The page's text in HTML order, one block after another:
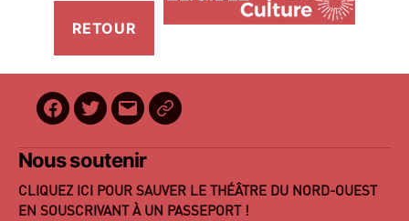
Facebook
Twitter
E-
mail
BilletReduc
Nous soutenir
CLIQUEZ ICI POUR SAUVER LE THÉÂTRE DU NORD-OUEST
EN SOUSCRIVANT À UN PASSEPORT !